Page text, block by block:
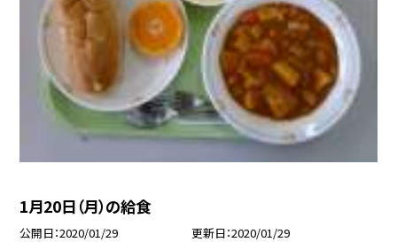
1月20日（月）の給食
公開日 2020/01/29 更新日 2020/01/29